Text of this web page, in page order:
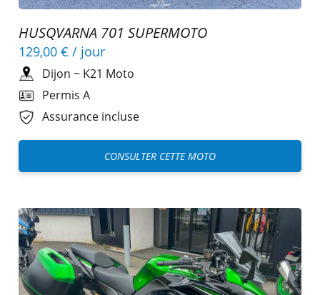
HUSQVARNA 701 SUPERMOTO
129,00 € / jour
Dijon ~ K21 Moto
Permis A
Assurance incluse
CONSULTER CETTE MOTO